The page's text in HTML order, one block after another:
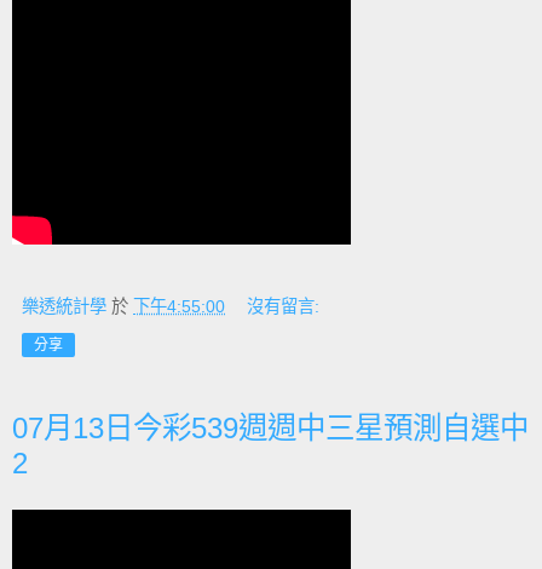
樂透統計學 於 下午4:55:00 沒有留言:
分享
07月13日今彩539週週中三星預測自選中
2